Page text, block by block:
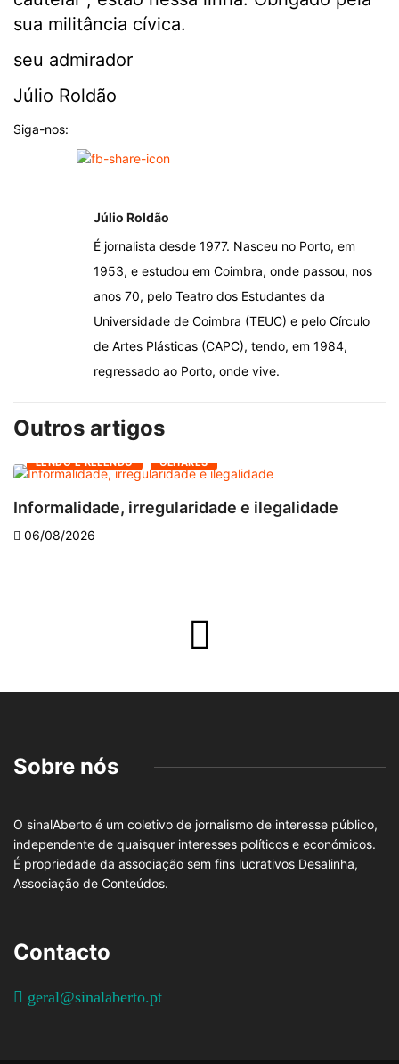
sua militância cívica.
seu admirador
Júlio Roldão
Siga-nos:
Júlio Roldão
É jornalista desde 1977. Nasceu no Porto, em
1953, e estudou em Coimbra, onde passou, nos
anos 70, pelo Teatro dos Estudantes da
Universidade de Coimbra (TEUC) e pelo Círculo
de Artes Plásticas (CAPC), tendo, em 1984,
regressado ao Porto, onde vive.
Outros artigos
LENDO E RELENDO OLHARES
Informalidade, irregularidade e ilegalidade
06/08/2026
Sobre nós
O sinalAberto é um coletivo de jornalismo de interesse público,
independente de quaisquer interesses políticos e económicos.
É propriedade da associação sem fins lucrativos Desalinha,
Associação de Conteúdos.
Contacto
geral@sinalaberto.pt